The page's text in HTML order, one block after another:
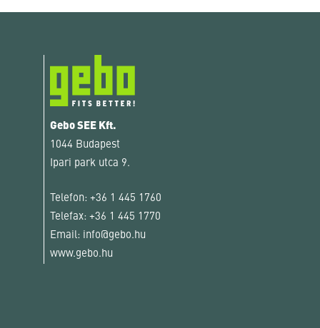
Gebo SEE Kft.
1044 Budapest
Ipari park utca 9.
Telefon: +36 1 445 1760
Telefax: +36 1 445 1770
Email:
info@gebo.hu
www.gebo.hu